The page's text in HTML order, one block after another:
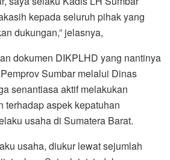
kepada seluruh pihak yang
dukungan,” jelasnya,
dokumen DIKPLHD yang nantinya
Sumbar melalui Dinas
senantiasa aktif melakukan
terhadap aspek kepatuhan
usaha di Sumatera Barat.
usaha, diukur lewat sejumlah